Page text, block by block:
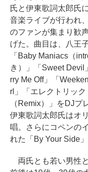
氏と伊東歌詞太郎氏
音楽ライブが行われ
のファンが集まり歓
げた。曲目は、八王
「Baby Maniacs（
き）」「Sweet Devil
rry Me Off」「
rl」「エレクトリック
（Remix）」をDJプ
伊東歌詞太郎氏はオ
唱。さらにコペンの
れた「By Your Side
両氏とも若い男性